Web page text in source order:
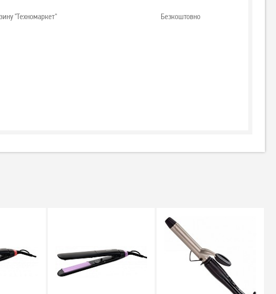
"Техномаркет" Безкоштовно